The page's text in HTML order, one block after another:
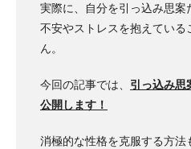
実際に、自分を引っ込み思案
不安やストレスを抱えている
ん。
今回の記事では、 引っ込み思
公開します！
消極的な性格を克服する方法